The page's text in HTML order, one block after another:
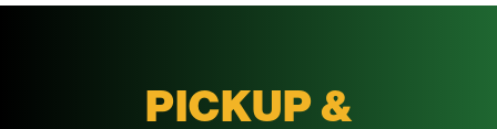
PICKUP &